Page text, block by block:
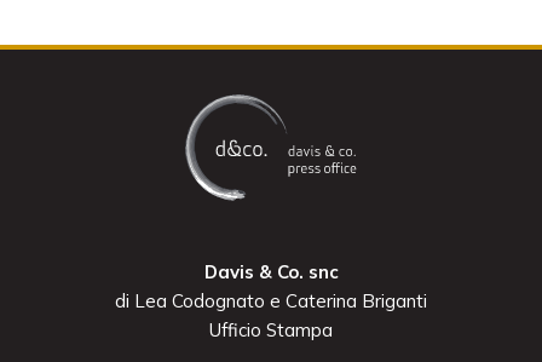
Davis & Co. snc
di Lea Codognato e Caterina Briganti
Ufficio Stampa